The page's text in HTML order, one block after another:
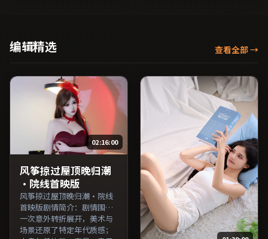
评分与观众口碑走势。（国
络平台同步更新片源。整体
资源大全免费条目索引，支
持片名与演员交叉检索。）
编辑精选 查看全部→
02:16:00
风筝掠过屋顶晚归潮
·院线首映版
风筝掠过屋顶晚归潮·院线
首映版剧情简介：剧情围绕
一次意外转折展开，美术与
场景还原了特定年代质感；